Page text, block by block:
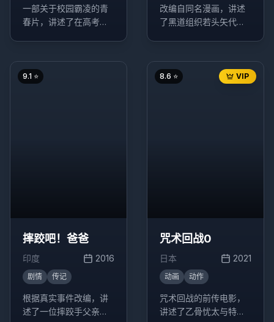
一部关于校园霸凌的青
春片，讲述了在高考前
事。
改编自同名漫画，讲述
了黑道组织若头矢代与
9.1 ⭐
摔跤吧！爸爸
印度 2016
剧情 传记
根据真实事件改编，讲
述了一位摔跤手父亲培
VIP
8.6 ⭐
咒术回战0
日本 2021
动画 动作
咒术回战的前传电影，
讲述了乙骨忧太与特级